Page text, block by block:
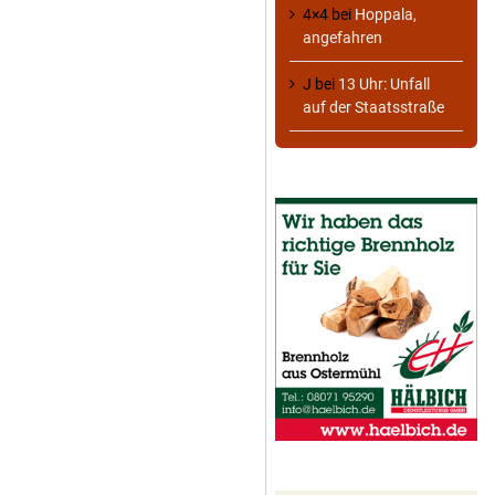
4×4 bei Hoppala,
angefahren
J bei 13 Uhr: Unfall
auf der Staatsstraße